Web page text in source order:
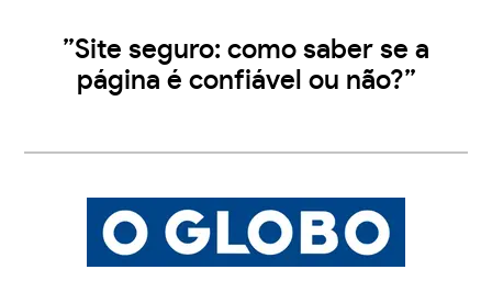
”Site seguro: como saber se a
página é confiável ou não?”